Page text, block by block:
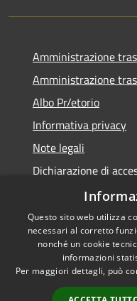
Amministrazione
Amministrazione
Albo Pr/etorio
Informativa privacy
Note legali
Dichiarazione di
Obiettivi di
RSS
Accessibilità
Questo sito web utilizza
necessari al corretto
nonché un cookie
informazioni
Per maggiori dettagli, può